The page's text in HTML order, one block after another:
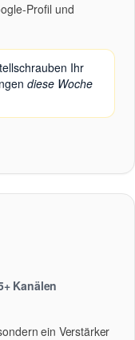
Profil und
Ihr
diese Woche
Kanälen
ein Verstärker